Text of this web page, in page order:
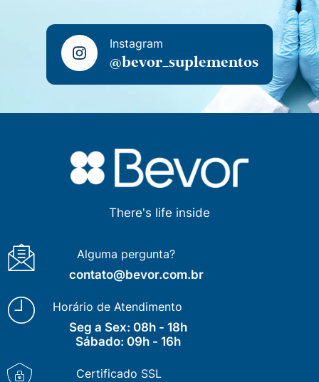
Instagram
@bevor_suplementos
There's life inside
Alguma pergunta?
contato@bevor.com.br
Horário de Atendimento
Seg a Sex: 08h - 18h
Sábado: 09h - 16h
Certificado SSL